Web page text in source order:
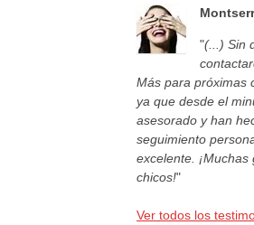
"(...) Sin
Más para próximas
ya que desde el
asesorado y han
seguimiento
excelente. ¡Muchas
chicos!"
Ver todos los